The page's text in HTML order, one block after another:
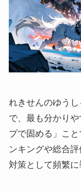
れきせんのゆう
で、最も分かり
プで固める」こ
ンキングや総合
対策として頻繁に